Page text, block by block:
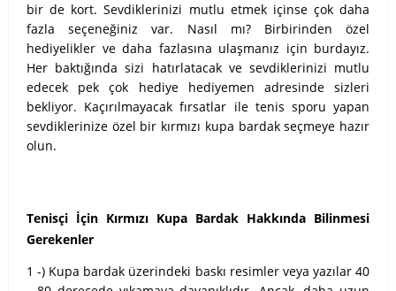
bir de kort. Sevdiklerinizi mutlu etmek içinse çok daha
fazla seçeneğiniz var. Nasıl mı? Birbirinden özel
hediyelikler ve daha fazlasına ulaşmanız için burdayız.
Her baktığında sizi hatırlatacak ve sevdiklerinizi mutlu
edecek pek çok hediye hediyemen adresinde sizleri
bekliyor. Kaçırılmayacak fırsatlar ile tenis sporu yapan
sevdiklerinize özel bir kırmızı kupa bardak seçmeye hazır
olun.
Tenisçi İçin Kırmızı Kupa Bardak Hakkında Bilinmesi
Gerekenler
1 -) Kupa bardak üzerindeki baskı resimler veya yazılar 40